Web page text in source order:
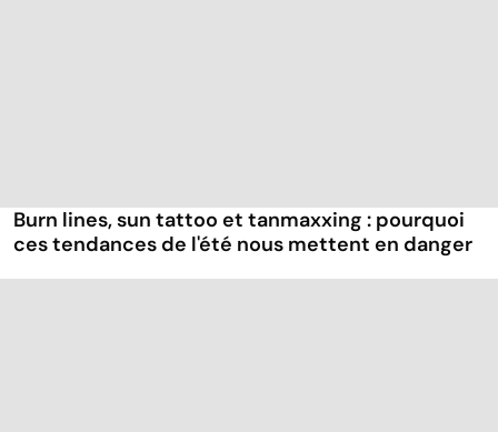
Burn lines, sun tattoo et tanmaxxing : pourquoi
ces tendances de l'été nous mettent en danger